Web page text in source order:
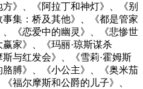
方》、《阿拉丁和神灯》、《别
集：桥及其他》、《都是管家
《恋爱中的幽灵》、《悲惨世
家》、《玛丽·琼斯谋杀
与红发会》、《雪莉·霍姆斯
膊》、《小公主》、《奥米茄
福尔摩斯和公爵的儿子》、